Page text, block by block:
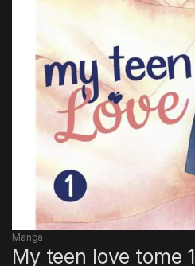
Manga
My teen love tome 1